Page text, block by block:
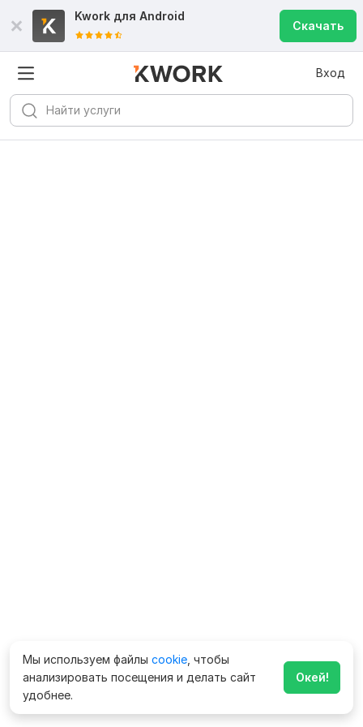
Kwork для Android
Скачать
Вход
Мы используем файлы cookie , чтобы
анализировать посещения и делать сайт
удобнее.
Окей!